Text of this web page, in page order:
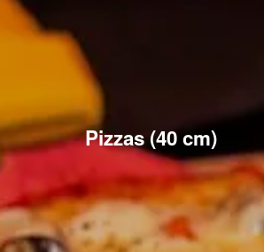
Pizzas (40 cm)